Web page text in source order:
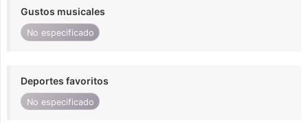
Gustos musicales
No especificado
Deportes favoritos
No especificado